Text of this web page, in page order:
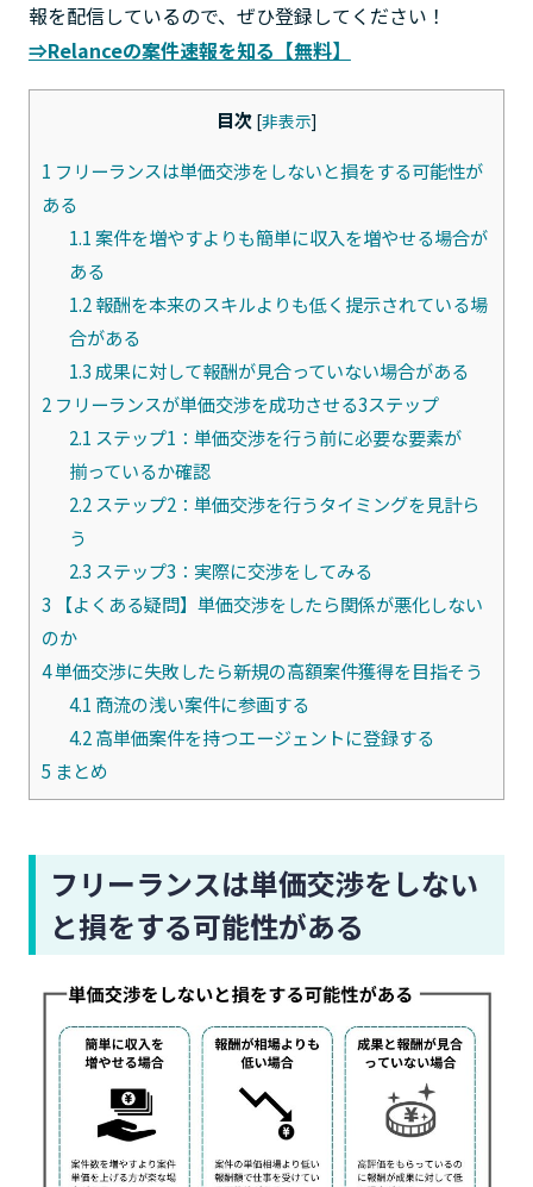
報を配信しているので、ぜひ登録してください！
⇒Relanceの案件速報を知る【無料】
目次 [非表示]
1 フリーランスは単価交渉をしないと損をする可能性が
ある
1.1案件を増やすよりも簡単に収入を増やせる場合が
ある
1.2報酬を本来のスキルよりも低く提示されている場
合がある
1.3成果に対して報酬が見合っていない場合がある
2フリーランスが単価交渉を成功させる3ステップ
2.1 ステップ1：単価交渉を行う前に必要な要素が
揃っているか確認
2.2ステップ2：単価交渉を行うタイミングを見計ら
う
2.3 ステップ3：実際に交渉をしてみる
3 【よくある疑問】単価交渉をしたら関係が悪化しない
のか
4単価交渉に失敗したら新規の高額案件獲得を目指そう
4.1 商流の浅い案件に参画する
4.2高単価案件を持つエージェントに登録する
5 まとめ
フリーランスは単価交渉をしない
と損をする可能性がある